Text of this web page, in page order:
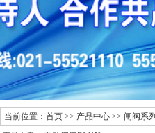
当前位置： 首页 >> 产品中心 >> 闸阀系